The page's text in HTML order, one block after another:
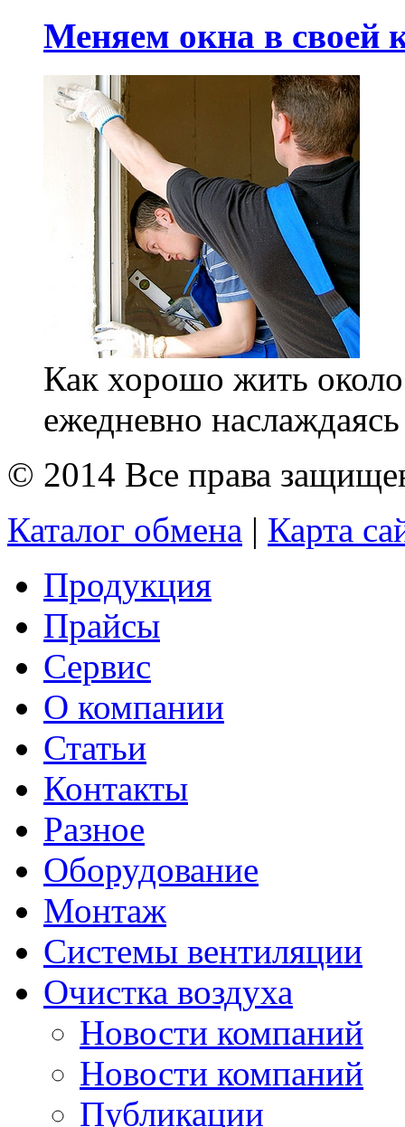
Меняем окна в своей
Как хорошо жить около
ежедневно
© 2014 Все права
Каталог обмена | Карта
Продукция
Прайсы
Сервис
О компании
Статьи
Контакты
Разное
Оборудование
Монтаж
Системы вентиляции
Очистка воздуха
Новости компаний
Новости компаний
Публикации